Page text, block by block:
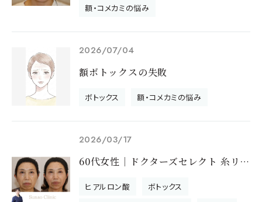
額・コメカミの悩み
2026/07/04
額ボトックスの失敗
ボトックス 額・コメカミの悩み
2026/03/17
60代女性｜ドクターズセレクト 糸リフト＆注入のモニター様です
ヒアルロン酸
ボトックス